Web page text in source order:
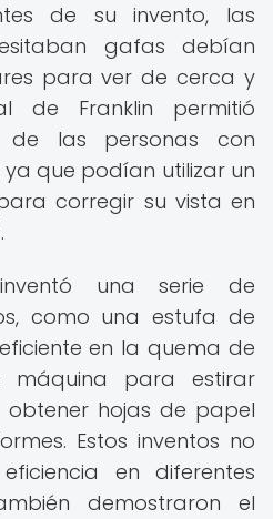
de su invento, las
gafas debían
para ver de cerca y
de Franklin permitió
las personas con
que podían utilizar un
corregir su vista en
una serie de
como una estufa de
en la quema de
máquina para estirar
hojas de papel
Estos inventos no
en diferentes
demostraron el